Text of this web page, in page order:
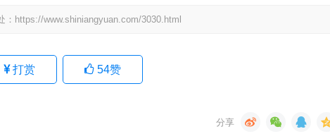
https://www.shiniangyuan.com/3030.html
打赏 54赞